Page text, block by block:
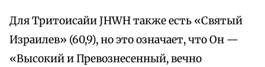
Для Тритоисайи JHWH также есть «Святый
Израилев» (60,9), но это означает, что Он —
«Высокий и Превознесенный, вечно